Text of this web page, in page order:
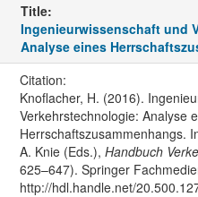
Title:
Ingenieurwissenschaft und
Analyse eines
Citation:
Knoflacher, H. (2016).
Verkehrstechnologie: Analyse
Herrschaftszusammenhangs.
A. Knie (Eds.), Handbuch
625–647). Springer
http://hdl.handle.net/